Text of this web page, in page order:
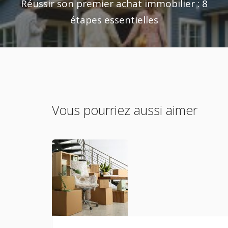
Réussir son premier achat immobilier : 8
étapes essentielles
Vous pourriez aussi aimer